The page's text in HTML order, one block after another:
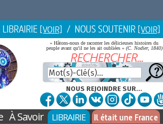
[VOIR] / NOUS SOUTENIR [VOIR]
« Hâtons-nous de raconter les délicieuses histoires du
peuple avant qu'il ne les ait oubliées » (C. Nodier, 1840)
NOUS REJOINDRE SUR...
À Savoir LIBRAIRIE Il était une France